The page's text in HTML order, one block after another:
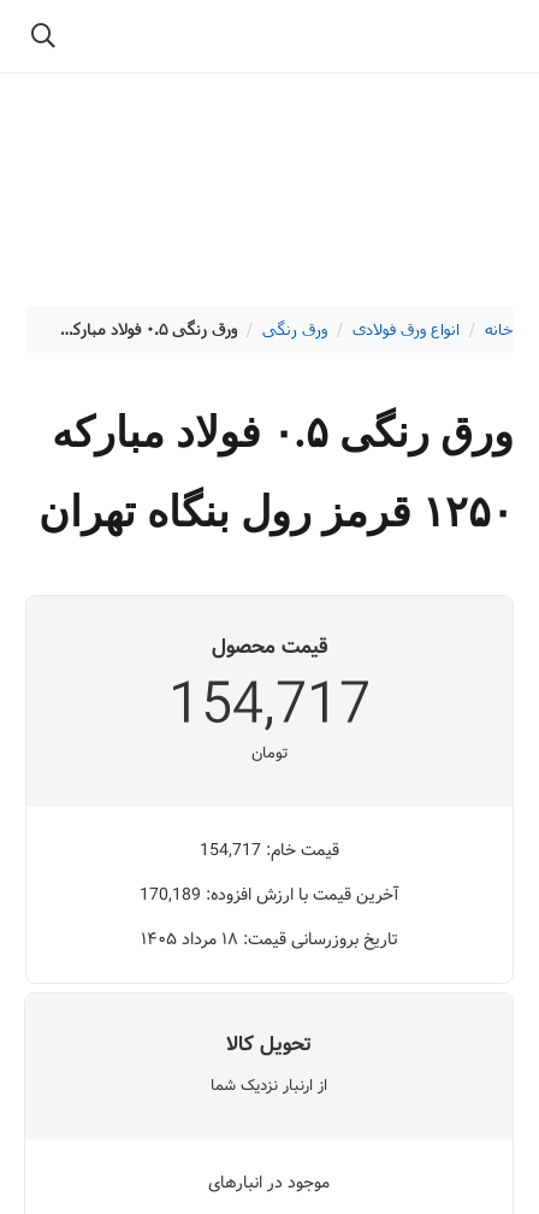
خانه / انواع ورق فولادی / ورق رنگی / ورق رنگی ۰.۵ فولاد مبارکه ۱۲۵۰ قرمز رول بنگاه تهران
ورق رنگی ۰.۵ فولاد مبارکه
۱۲۵۰ قرمز رول بنگاه تهران
قیمت محصول
154,717
تومان
قیمت خام: 154,717
آخرین قیمت با ارزش افزوده: 170,189
تاریخ بروزرسانی قیمت: ۱۸ مرداد ۱۴۰۵
تحویل کالا
از ارنبار نزدیک شما
موجود در انبارهای